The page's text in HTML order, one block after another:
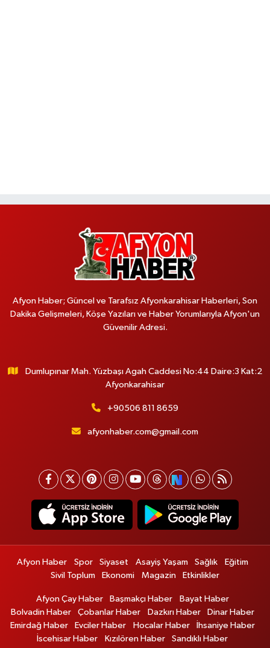
Afyon Haber; Güncel ve Tarafsız Afyonkarahisar Haberleri, Son
Dakika Gelişmeleri, Köşe Yazıları ve Haber Yorumlarıyla Afyon'un
Güvenilir Adresi.
Dumlupınar Mah. Yüzbaşı Agah Caddesi No:44 Daire:3 Kat:2
Afyonkarahisar
+90506 811 8659
afyonhaber.com@gmail.com
Afyon Haber Spor Siyaset Asayiş Yaşam Sağlık
Eğitim
Sivil Toplum
Ekonomi Magazin Etkinlikler
Afyon Çay Haber Başmakçı Haber
Bayat Haber
Bolvadin Haber
Çobanlar Haber Dazkırı Haber
Dinar Haber
Emirdağ Haber
Evciler Haber Hocalar Haber
İhsaniye Haber
İscehisar Haber
Kızılören Haber
Sandıklı Haber